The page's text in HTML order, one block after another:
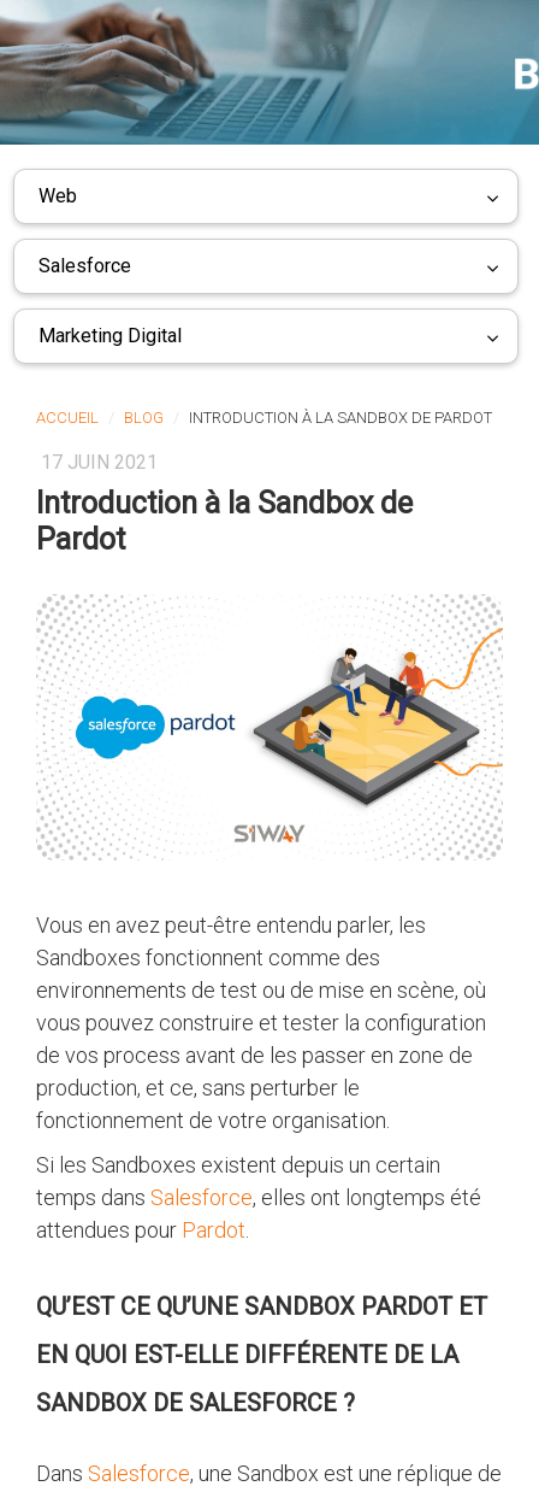
Web
Salesforce
Marketing Digital
ACCUEIL BLOG INTRODUCTION À LA SANDBOX DE PARDOT
17 JUIN 2021
Introduction à la Sandbox de
Pardot
Vous en avez peut-être entendu parler, les
Sandboxes fonctionnent comme des
environnements de test ou de mise en scène, où
vous pouvez construire et tester la configuration
de vos process avant de les passer en zone de
production, et ce, sans perturber le
fonctionnement de votre organisation.
Si les Sandboxes existent depuis un certain
temps dans Salesforce, elles ont longtemps été
attendues pour Pardot
QU’EST CE QU’UNE SANDBOX PARDOT ET
EN QUOI EST-ELLE DIFFÉRENTE DE LA
SANDBOX DE SALESFORCE ?
Dans Salesforce, une Sandbox est une réplique de